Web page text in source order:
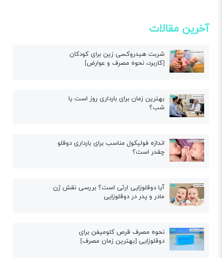
آخرین مقالات
شربت هیدروکسی زین برای کودکان
[کاربرد، نحوه مصرف و عوارض]
بهترین زمان برای بارداری روز است یا
شب؟
اندازه فولیکول مناسب برای بارداری دوقلو
چقدر است؟
آیا دوقلوزایی ارثی است؟ بررسی نقش ژن
مادر و پدر در دوقلوزایی
نحوه مصرف قرص کلومیفن برای
دوقلوزایی [بهترین زمان مصرف]